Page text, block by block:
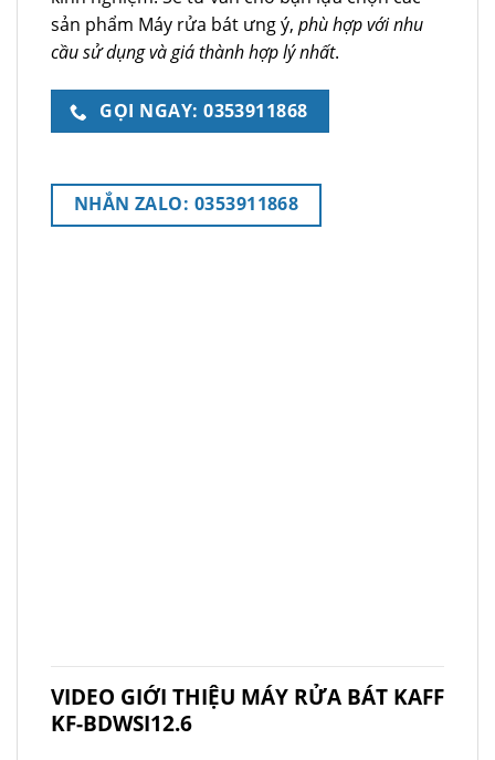
sản phẩm Máy rửa bát ưng ý, phù hợp với nhu
cầu sử dụng và giá thành hợp lý nhất.
GỌI NGAY: 0353911868
NHẮN ZALO: 0353911868
VIDEO GIỚI THIỆU MÁY RỬA BÁT KAFF
KF-BDWSI12.6